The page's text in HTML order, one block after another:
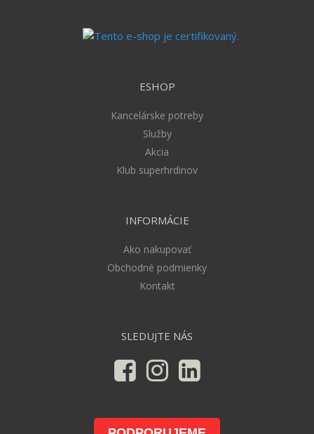
ESHOP
Kancelárske potreby
Služby
Akcia
Klub superhrdinov
INFORMÁCIE
Ako nakupovať
Obchodné podmienky
Kontakt
SLEDUJTE NÁS